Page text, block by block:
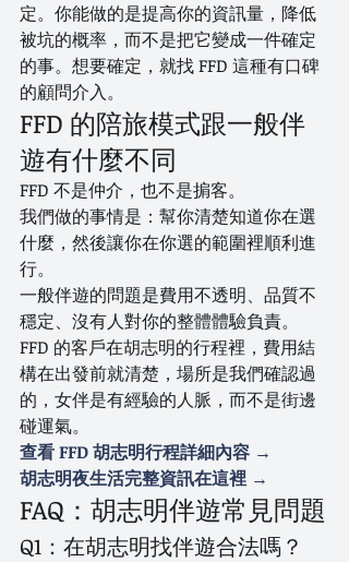
定。你能做的是提高你的資訊量，降低
被坑的概率，而不是把它變成一件確定
的事。想要確定，就找 FFD 這種有口碑
的顧問介入。
FFD 的陪旅模式跟一般伴
遊有什麼不同
FFD 不是仲介，也不是掮客。
我們做的事情是：幫你清楚知道你在選
什麼，然後讓你在你選的範圍裡順利進
行。
一般伴遊的問題是費用不透明、品質不
穩定、沒有人對你的整體體驗負責。
FFD 的客戶在胡志明的行程裡，費用結
構在出發前就清楚，場所是我們確認過
的，女伴是有經驗的人脈，而不是街邊
碰運氣。
查看 FFD 胡志明行程詳細內容 →
胡志明夜生活完整資訊在這裡 →
FAQ：胡志明伴遊常見問題
Q1：在胡志明找伴遊合法嗎？